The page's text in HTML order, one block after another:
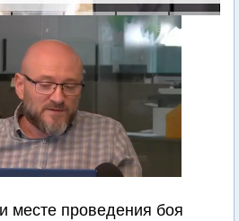
месте проведения боя